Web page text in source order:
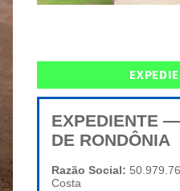
EXPEDIENTE
DE RONDÔNIA
Razão Social:
Costa